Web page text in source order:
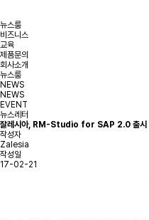
뉴스룸
비즈니스
교육
제품문의
회사소개
뉴스룸
NEWS
NEWS
EVENT
뉴스레터
잘레시아, RM-Studio for SAP 2.0 출시
작성자
Zalesia
작성일
17-02-21